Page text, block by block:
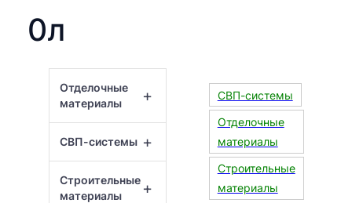
0л
+
Отделочные
материалы
+
СВП-системы
+
Строительные
материалы
СВП-системы
Отделочные
материалы
Строительные
материалы